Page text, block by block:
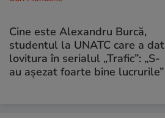
Cine este Alexandru Burcă,
studentul la UNATC care a dat
lovitura în serialul „Trafic”: „S-
au așezat foarte bine lucrurile”